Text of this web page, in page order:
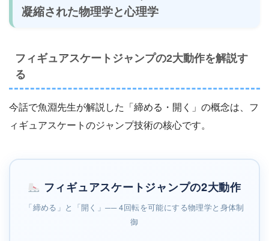
凝縮された物理学と心理学
フィギュアスケートジャンプの2大動作を解説す
る
今話で魚淵先生が解説した「締める・開く」の概念は、フ
ィギュアスケートのジャンプ技術の核心です。
フィギュアスケートジャンプの2大動作
「締める」と「開く」── 4回転を可能にする物理学と身体制
御